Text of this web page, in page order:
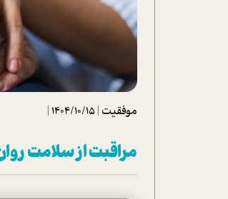
داستان
موفقیت |
1404/10/15
|
مراقبت از سلامت